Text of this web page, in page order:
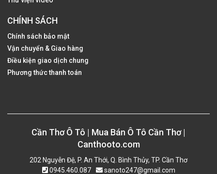
CHÍNH SÁCH
Chính sách bảo mật
Vận chuyển & Giao hàng
Điều kiện giao dịch chung
Phương thức thanh toán
Cần Thơ Ô Tô | Mua Bán Ô Tô Cần Thơ |
Canthooto.com
202 Nguyễn Đệ, P. An Thới, Q. Bình Thủy, TP. Cần Thơ
0945.460.087
sanoto247@gmail.com